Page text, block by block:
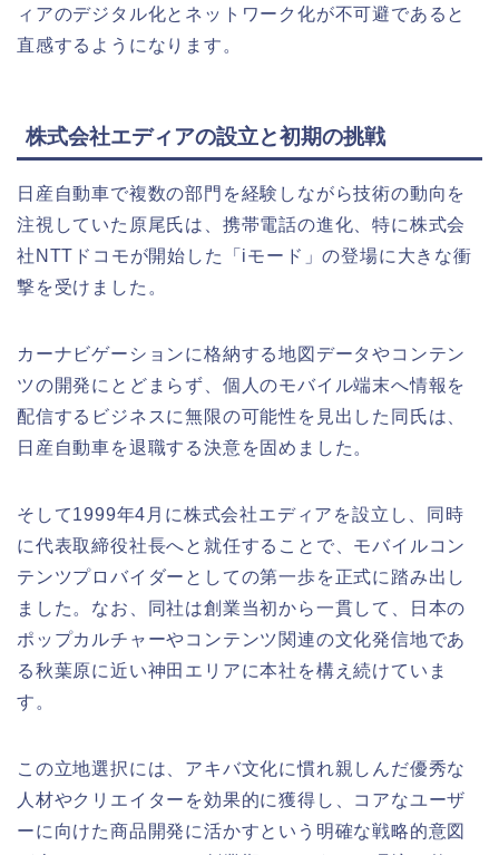
ィアのデジタル化とネットワーク化が不可避であると
直感するようになります。
株式会社エディアの設立と初期の挑戦
日産自動車で複数の部門を経験しながら技術の動向を
注視していた原尾氏は、携帯電話の進化、特に株式会
社NTTドコモが開始した「iモード」の登場に大きな衝
撃を受けました。
カーナビゲーションに格納する地図データやコンテン
ツの開発にとどまらず、個人のモバイル端末へ情報を
配信するビジネスに無限の可能性を見出した同氏は、
日産自動車を退職する決意を固めました。
そして1999年4月に株式会社エディアを設立し、同時
に代表取締役社長へと就任することで、モバイルコン
テンツプロバイダーとしての第一歩を正式に踏み出し
ました。なお、同社は創業当初から一貫して、日本の
ポップカルチャーやコンテンツ関連の文化発信地であ
る秋葉原に近い神田エリアに本社を構え続けていま
す。
この立地選択には、アキバ文化に慣れ親しんだ優秀な
人材やクリエイターを効果的に獲得し、コアなユーザ
ーに向けた商品開発に活かすという明確な戦略的意図